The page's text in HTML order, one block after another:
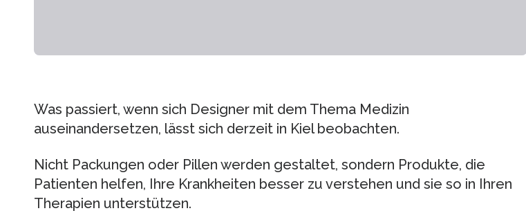
Was passiert, wenn sich Designer mit dem Thema Medizin
auseinandersetzen, lässt sich derzeit in Kiel beobachten.
Nicht Packungen oder Pillen werden gestaltet, sondern Produkte, die
Patienten helfen, Ihre Krankheiten besser zu verstehen und sie so in Ihren
Therapien unterstützen.